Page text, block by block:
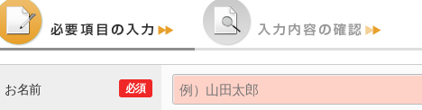
必須
お名前